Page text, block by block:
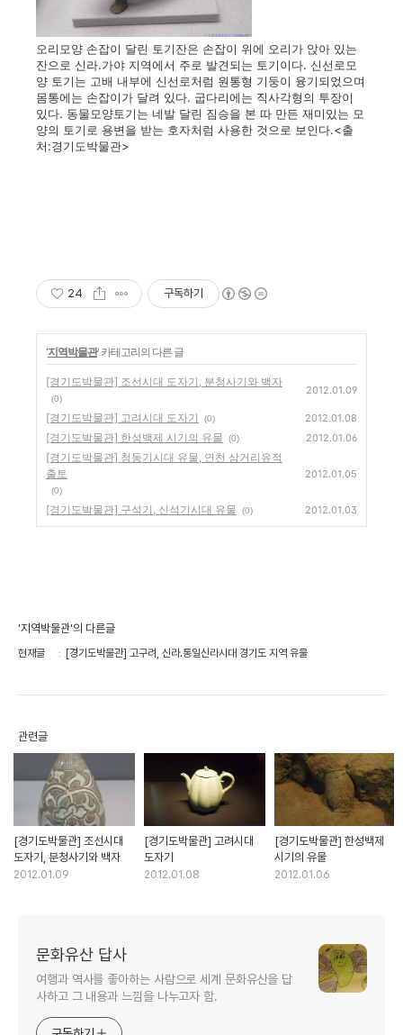
오리모양 손잡이 달린 토기잔은 손잡이 위에 오리가 앉아 있는
잔으로 신라.가야 지역에서 주로 발견되는 토기이다. 신선로모
양 토기는 고배 내부에 신선로처럼 원통형 기둥이 융기되었으며
몸통에는 손잡이가 달려 있다. 굽다리에는 직사각형의 투장이
있다. 동물모양토기는 네발 달린 짐승을 본 따 만든 재미있는 모
양의 토기로 용변을 받는 호자처럼 사용한 것으로 보인다.<출
처:경기도박물관>
24 구독하기
'지역박물관' 카테고리의 다른 글
[경기도박물관] 조선시대 도자기, 분청사기와 백자
(0)
2012.01.09
[경기도박물관] 고려시대 도자기 (0) 2012.01.08
[경기도박물관] 한성백제 시기의 유물 (0) 2012.01.06
[경기도박물관] 청동기시대 유물, 연천 삼거리유적
출토
(0)
2012.01.05
[경기도박물관] 구석기, 신석기시대 유물 (0) 2012.01.03
'지역박물관'의 다른글
현재글 [경기도박물관] 고구려, 신라.통일신라시대 경기도 지역 유물
관련글
[경기도박물관] 조선시대
도자기, 분청사기와 백자
2012.01.09
[경기도박물관] 고려시대
도자기
2012.01.08
[경기도박물관] 한성백제
시기의 유물
2012.01.06
문화유산 답사
여행과 역사를 좋아하는 사람으로 세계 문화유산을 답
사하고 그 내용과 느낌을 나누고자 함.